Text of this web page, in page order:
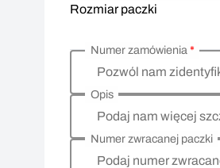
Rozmiar paczki
Pozwól nam
Numer zamówienia*
Podaj nam więcej
Opis
Podaj numer
Numer zwracanej paczki